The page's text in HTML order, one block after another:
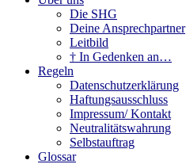
Die SHG
Deine Ansprechpartner
Leitbild
† In Gedenken an…
Regeln
Datenschutzerklärung
Haftungsausschluss
Impressum/ Kontakt
Neutralitätswahrung
Selbstauftrag
Glossar